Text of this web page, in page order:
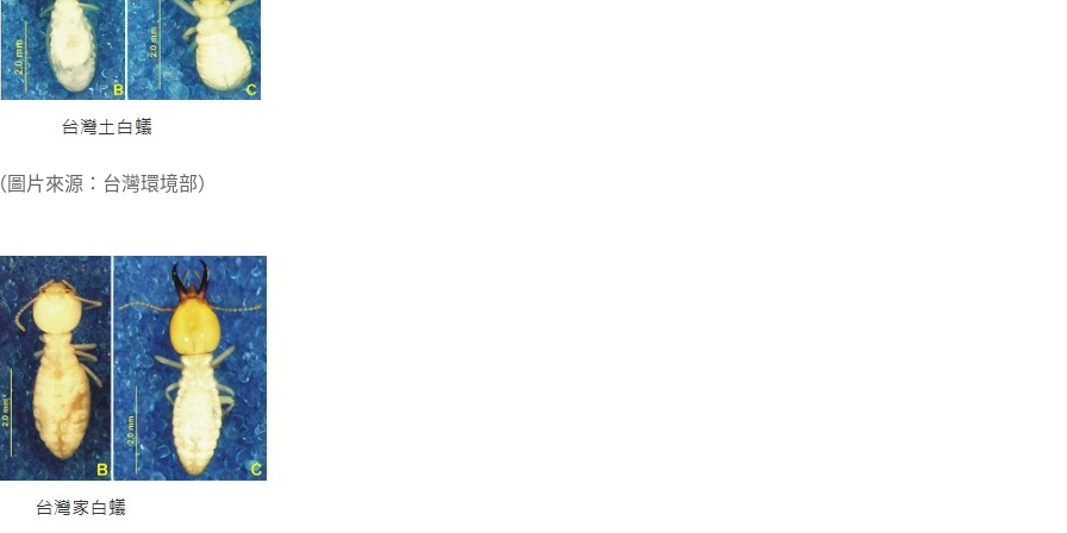
片來源：台灣環境部）